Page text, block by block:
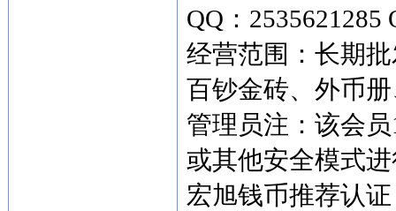
QQ：2535621285
经营范围：长期
百钞金砖、外币
管理员注：该会
或其他安全模式
宏旭钱币推荐认证